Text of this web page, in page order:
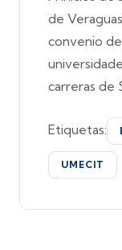
de
convenio
carreras de
Etiquetas:
UMECIT